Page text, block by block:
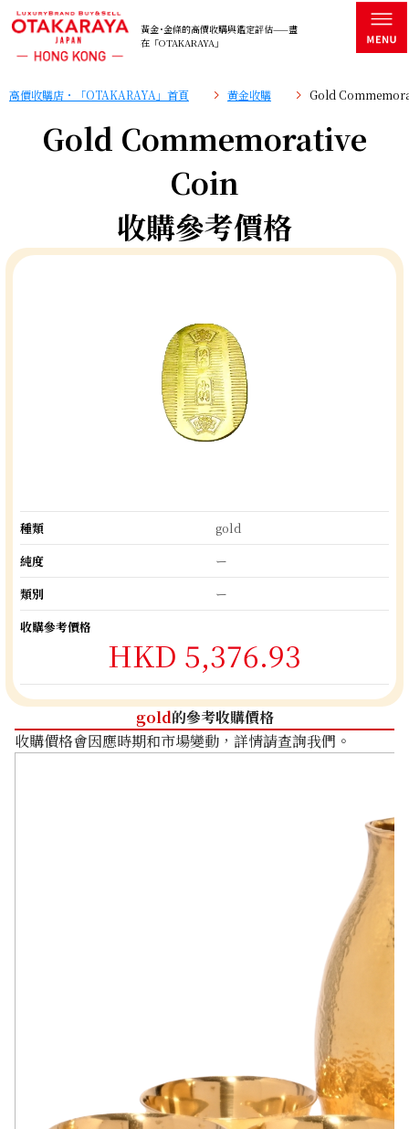
黃金･金條的高價收購與鑑定評估——盡
在「OTAKARAYA」
高價收購店・「OTAKARAYA」首頁 黄金收購 Gold
Gold Commemorative
Coin
收購參考價格
種類
gold
純度
ー
類別
ー
收購參考價格
HKD 5,376.93
gold的參考收購價格
收購價格會因應時期和市場變動，詳情請查詢我們。